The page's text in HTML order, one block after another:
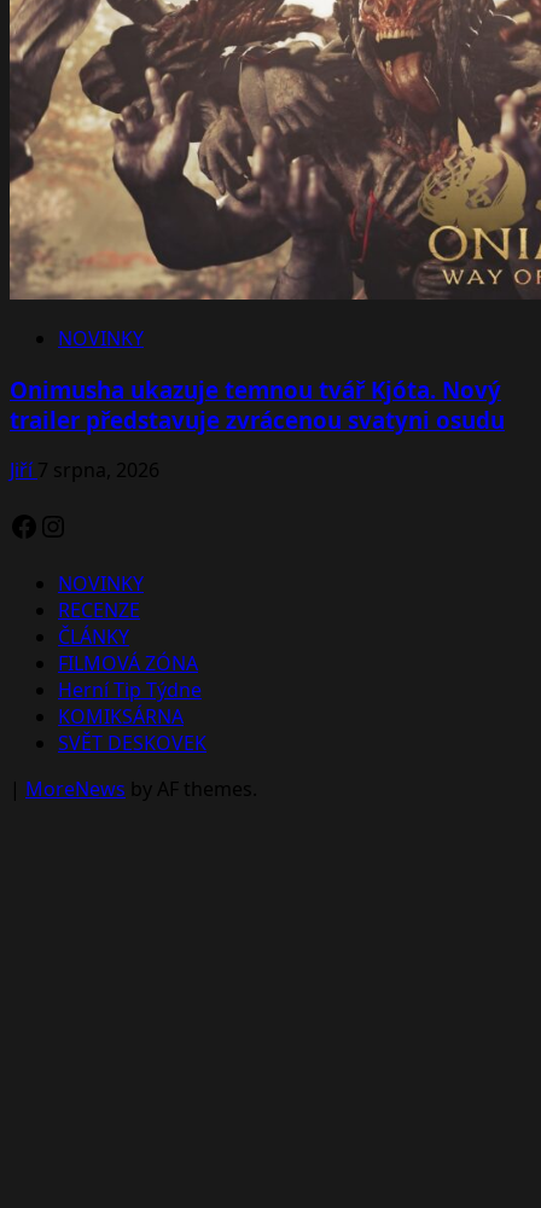
NOVINKY
Onimusha ukazuje temnou tvář Kjóta. Nový
trailer představuje zvrácenou svatyni osudu
Jiří7 srpna, 2026
Facebook
Instagram
NOVINKY
RECENZE
ČLÁNKY
FILMOVÁ ZÓNA
Herní Tip Týdne
KOMIKSÁRNA
SVĚT DESKOVEK
| MoreNews by AF themes.